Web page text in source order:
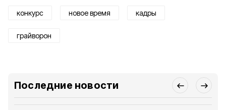
конкурс новое время кадры
грайворон
Последние новости